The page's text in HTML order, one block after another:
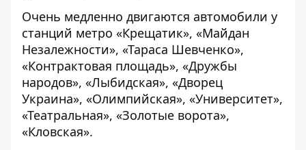
Очень медленно двигаются автомобили у
станций метро «Крещатик», «Майдан
Незалежности», «Тараса Шевченко»,
«Контрактовая площадь», «Дружбы
народов», «Лыбидская», «Дворец
Украина», «Олимпийская», «Университет»,
«Театральная», «Золотые ворота»,
«Кловская».